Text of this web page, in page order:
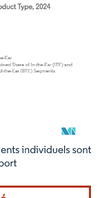
attribution sous CC BY